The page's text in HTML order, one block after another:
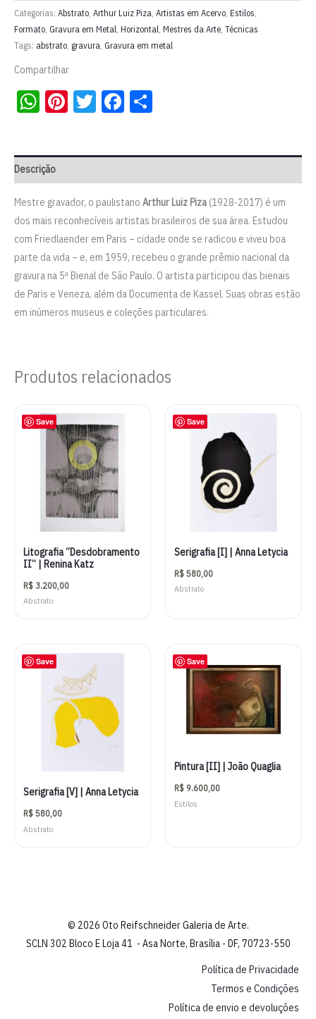
|
Arthur
Luiz
Piza
Categorias: Abstrato Arthur Luiz Piza Artistas em Acervo Estilos
Formato Gravura em Metal Horizontal Mestres da Arte Técnicas
Tags: abstrato gravura Gravura em metal
Compartilhar
WhatsApp
Pinterest
TwitterFacebook
Descrição
Mestre gravador, o paulistano Arthur Luiz Piza(1928-2017) é um
dos mais reconhecíveis artistas brasileiros de sua área. Estudou
com Friedlaender em Paris – cidade onde se radicou e viveu boa
parte da vida – e, em 1959, recebeu o grande prêmio nacional da
gravura na 5ª Bienal de São Paulo. O artista participou das bienais
de Paris e Veneza, além da Documenta de Kassel. Suas obras estão
em inúmeros museus e coleções particulares.
Produtos relacionados
Save
Litografia “Desdobramento
II” | Renina Katz
R$ 3.200,00
Abstrato
Save
Serigrafia [I] | Anna Letycia
R$580,00
Abstrato
Save
Serigrafia [V] | Anna Letycia
R$580,00
Abstrato
Save
Pintura [II] | João Quaglia
R$ 9.600,00
Estilos
© 2026 Oto Reifschneider Galeria de Arte.
SCLN 302 Bloco E Loja 41 - Asa Norte, Brasília - DF, 70723-550
Política de Privacidade
Termos e Condições
Política de envio e devoluções